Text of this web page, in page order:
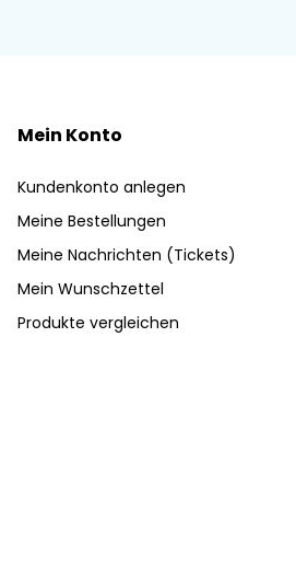
Mein Konto
Kundenkonto anlegen
Meine Bestellungen
Meine Nachrichten (Tickets)
Mein Wunschzettel
Produkte vergleichen